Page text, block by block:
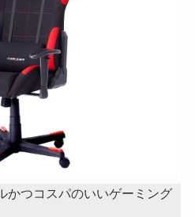
かつコスパのいいゲーミング